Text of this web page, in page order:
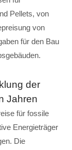
Pellets, von
von
für den Bau
der
Jahren
für fossile
Energieträger
Die